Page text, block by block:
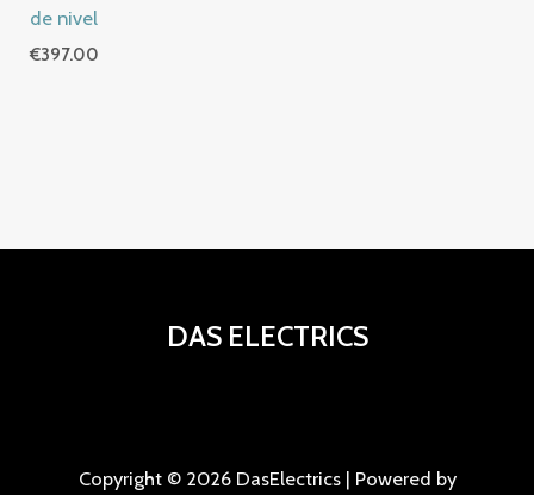
de nivel
€397.00
DAS ELECTRICS
Copyright © 2026 DasElectrics | Powered by